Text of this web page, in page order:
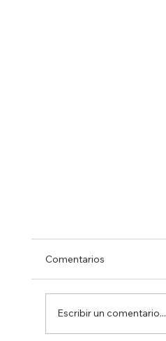
Comentarios
Escribir un comentario...